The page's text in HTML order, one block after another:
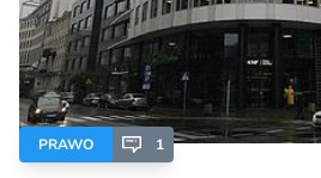
PRAWO 1